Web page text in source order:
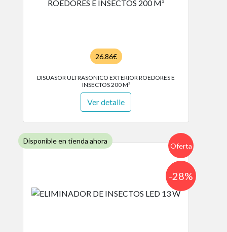
26.86€
DISUASOR ULTRASONICO EXTERIOR ROEDORES E
INSECTOS 200 M²
Ver detalle
Disponible en tienda ahora
Oferta
-28%